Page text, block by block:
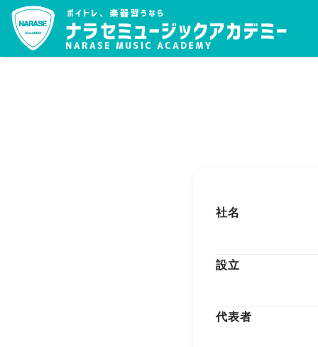
社名
設立
代表者